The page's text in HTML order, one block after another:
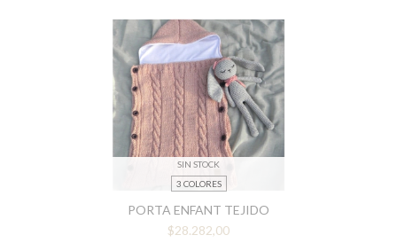
SIN STOCK
3 COLORES
PORTA ENFANT TEJIDO
$28.282,00